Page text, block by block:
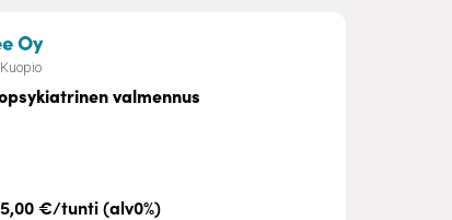
korjausompelu
Oy– Neuropsykiatrinen valmennus
valmennus
€/tunti (alv0%)